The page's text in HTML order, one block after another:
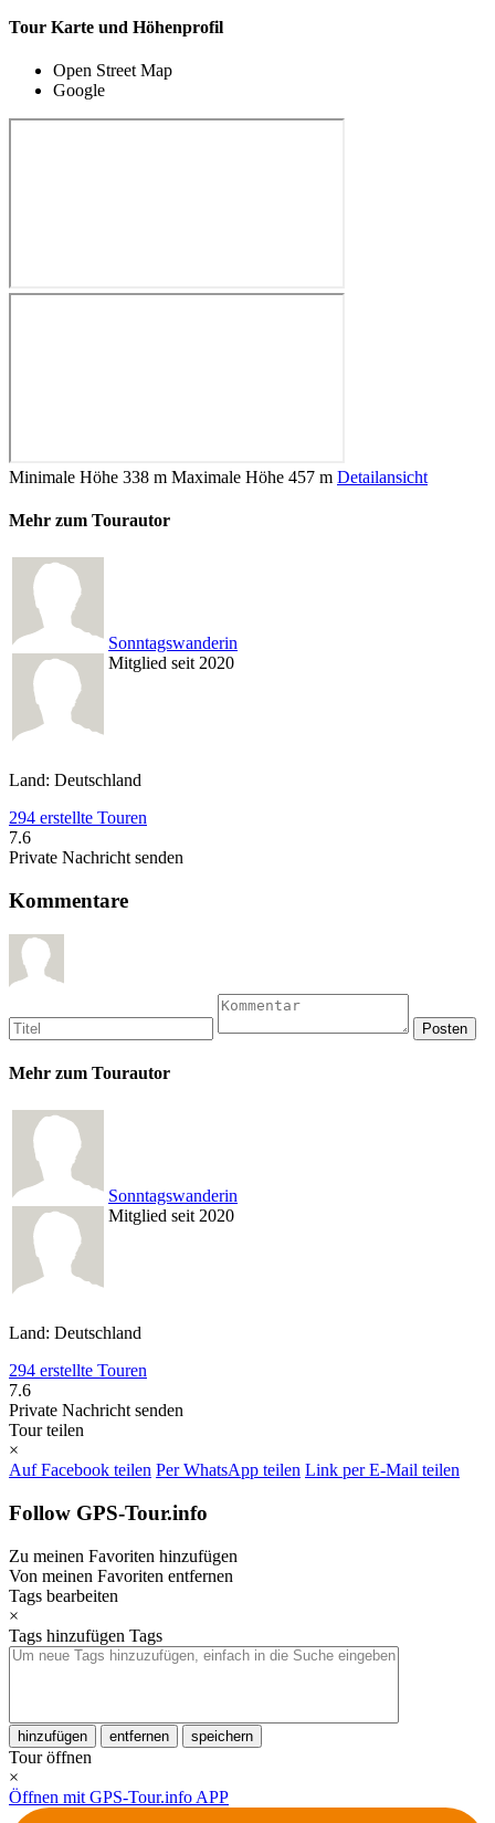
Tour Karte und Höhenprofil
Open Street Map
Google
Minimale Höhe 338 m Maximale Höhe 457 m Detailansicht
Mehr zum Tourautor
Sonntagswanderin
Mitglied seit 2020
Land: Deutschland
294 erstellte Touren
7.6
Private Nachricht senden
Kommentare
Mehr zum Tourautor
Sonntagswanderin
Mitglied seit 2020
Land: Deutschland
294 erstellte Touren
7.6
Private Nachricht senden
Tour teilen
×
Auf Facebook teilen Per WhatsApp teilen Link per E-Mail teilen
Follow GPS-Tour.info
Zu meinen Favoriten hinzufügen
Von meinen Favoriten entfernen
Tags bearbeiten
×
Tags hinzufügen Tags
hinzufügen entfernen speichern
Tour öffnen
×
Öffnen mit GPS-Tour.info APP